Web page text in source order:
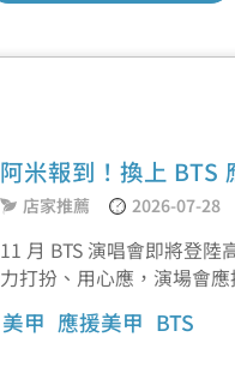
阿米報到！換上 BTS
店家推薦 2026-07-28
11 月 BTS 演唱會即將登
力打扮、用心應，演場會
美甲 應援美甲 BTS